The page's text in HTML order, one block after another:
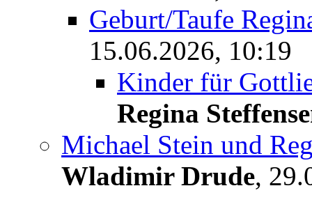
Geburt/Taufe
15.06.2026, 10:19
Kinder für
Regina
Michael Stein und
Wladimir Drude,